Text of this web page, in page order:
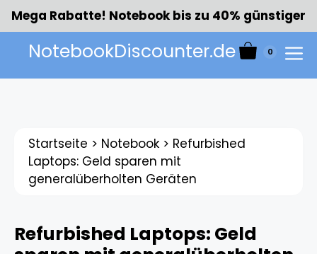
Zum
Inhalt
springen
Mega Rabatte! Notebook bis zu 40% günstiger
NotebookDiscounter.de 0
Menü
Startseite > Notebook > Refurbished
Laptops: Geld sparen mit
generalüberholten Geräten​
Refurbished Laptops: Geld